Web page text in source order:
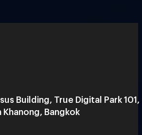
Building, True Digital Park 101,
Khanong, Bangkok